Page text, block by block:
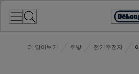
더 알아보기 주방 전기주전자